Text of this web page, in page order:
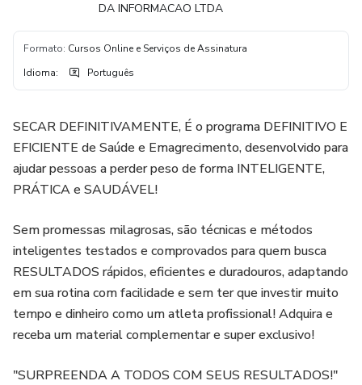
DA INFORMACAO LTDA
Formato: Cursos Online e Serviços de Assinatura
Idioma: Português
SECAR DEFINITIVAMENTE, É o programa DEFINITIVO E
EFICIENTE de Saúde e Emagrecimento, desenvolvido para
ajudar pessoas a perder peso de forma INTELIGENTE,
PRÁTICA e SAUDÁVEL!
Sem promessas milagrosas, são técnicas e métodos
inteligentes testados e comprovados para quem busca
RESULTADOS rápidos, eficientes e duradouros, adaptando
em sua rotina com facilidade e sem ter que investir muito
tempo e dinheiro como um atleta profissional! Adquira e
receba um material complementar e super exclusivo!
"SURPREENDA A TODOS COM SEUS RESULTADOS!"